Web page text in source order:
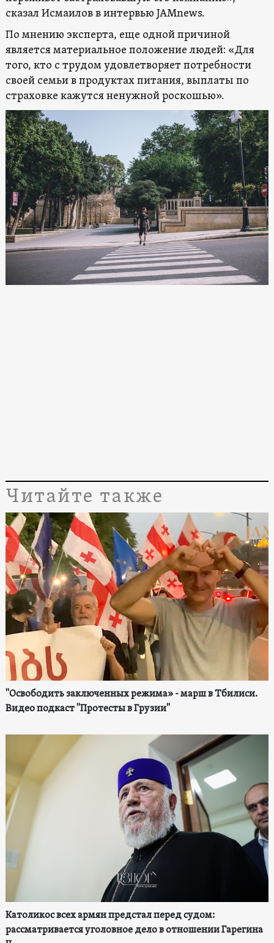
сказал Исмаилов в интервью JAMnews.
По мнению эксперта, еще одной причиной
является материальное положение людей: «Для
того, кто с трудом удовлетворяет потребности
своей семьи в продуктах питания, выплаты по
страховке кажутся ненужной роскошью».
Читайте также
"Освободить заключенных режима» - марш в Тбилиси.
Видео подкаст "Протесты в Грузии"
Католикос всех армян предстал перед судом:
рассматривается уголовное дело в отношении Гарегина